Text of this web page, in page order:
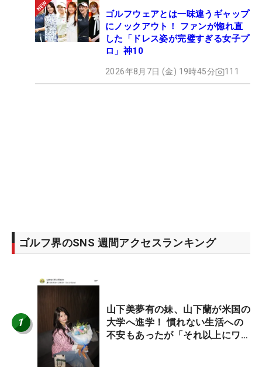
ゴルフウェアとは一味違うギャップ
にノックアウト！ ファンが惚れ直
した「ドレス姿が完璧すぎる女子プ
ロ」神10
2026年8月7日 (金) 19時45分 111
ゴルフ界のSNS 週間アクセスランキング
1
山下美夢有の妹、山下蘭が米国の
大学へ進学！ 慣れない生活への
不安もあったが「それ以上にワク